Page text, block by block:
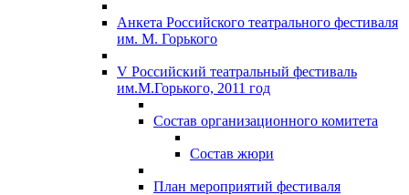
Анкета Российского театрального фестиваля
им. М. Горького
V Российский театральный фестиваль
им.М.Горького, 2011 год
Состав организационного комитета
Состав жюри
План мероприятий фестиваля